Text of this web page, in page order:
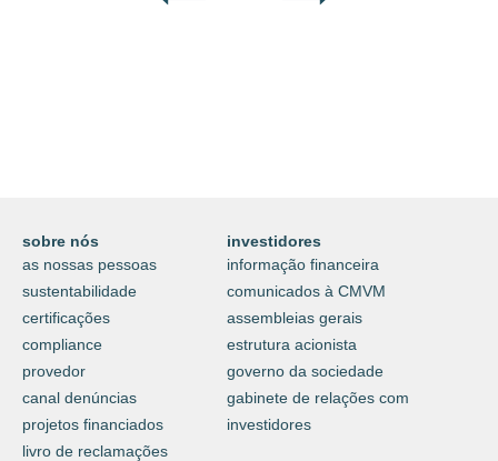
sobre nós
as nossas pessoas
sustentabilidade
certificações
compliance
provedor
canal denúncias
projetos financiados
livro de reclamações
investidores
informação financeira
comunicados à CMVM
assembleias gerais
estrutura acionista
governo da sociedade
gabinete de relações com
investidores